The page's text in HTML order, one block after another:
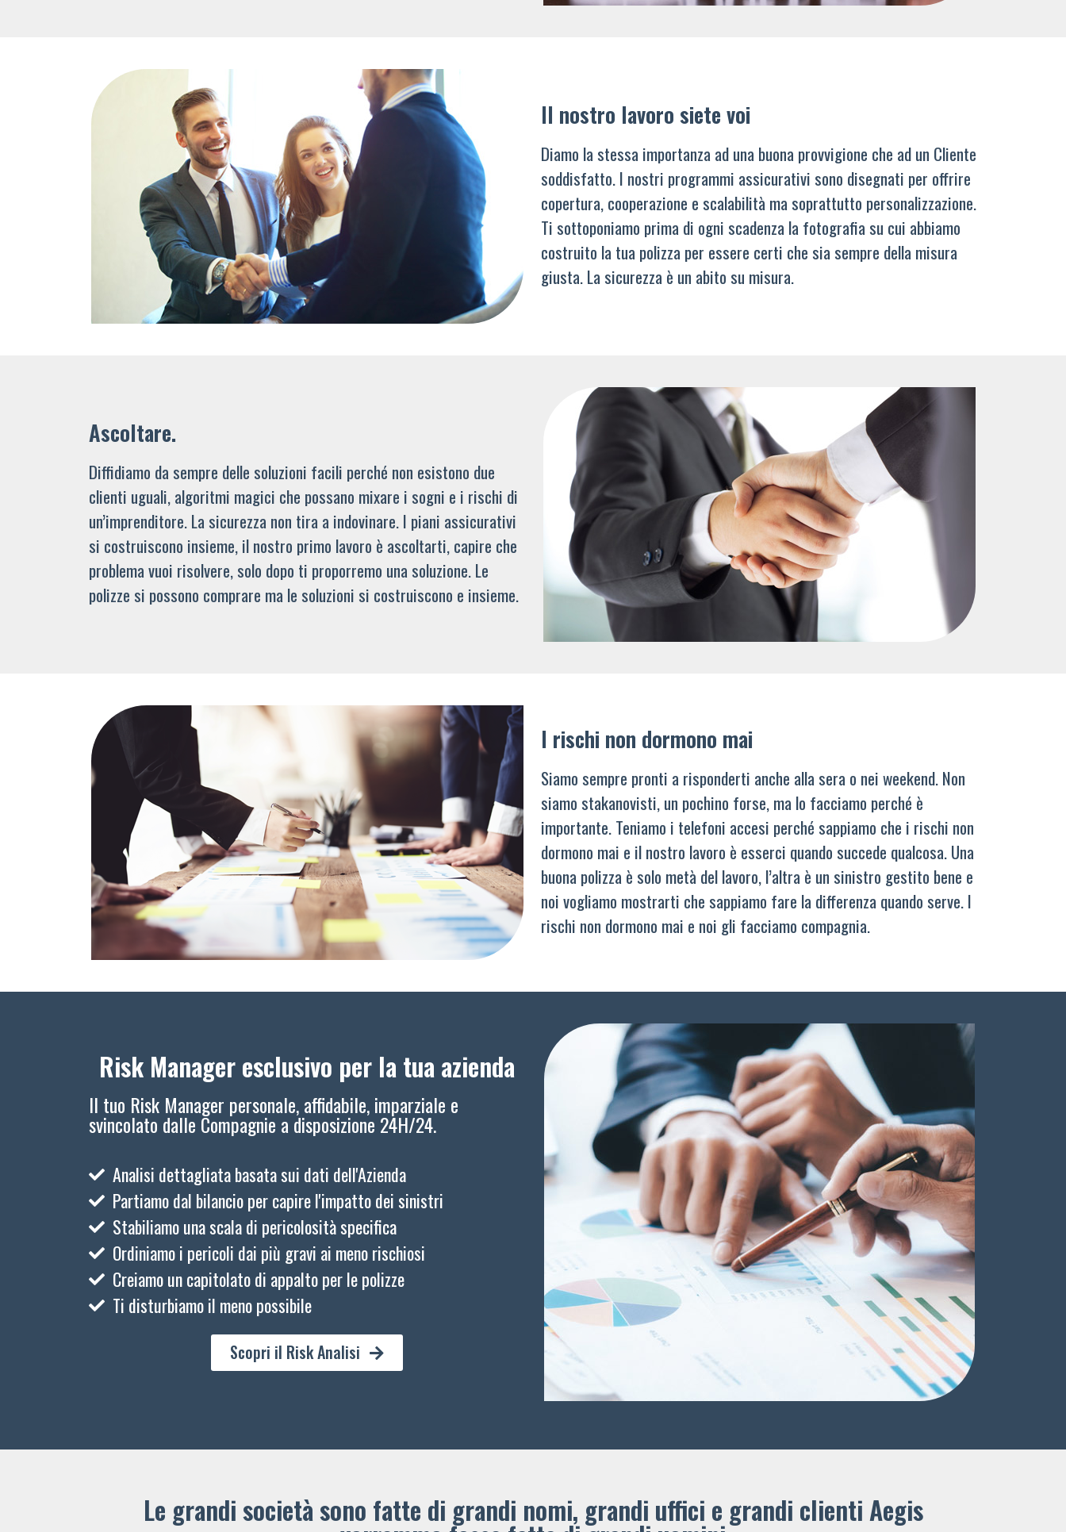
Il nostro lavoro siete voi
Diamo la stessa importanza ad una buona provvigione che ad un Cliente
soddisfatto. I nostri programmi assicurativi sono disegnati per offrire
copertura, cooperazione e scalabilità ma soprattutto personalizzazione.
Ti sottoponiamo prima di ogni scadenza la fotografia su cui abbiamo
costruito la tua polizza per essere certi che sia sempre della misura
giusta. La sicurezza è un abito su misura.
Ascoltare.
Diffidiamo da sempre delle soluzioni facili perché non esistono due
clienti uguali, algoritmi magici che possano mixare i sogni e i rischi di
un’imprenditore. La sicurezza non tira a indovinare. I piani assicurativi
si costruiscono insieme, il nostro primo lavoro è ascoltarti, capire che
problema vuoi risolvere, solo dopo ti proporremo una soluzione. Le
polizze si possono comprare ma le soluzioni si costruiscono e insieme.
I rischi non dormono mai
Siamo sempre pronti a risponderti anche alla sera o nei weekend. Non
siamo stakanovisti, un pochino forse, ma lo facciamo perché è
importante. Teniamo i telefoni accesi perché sappiamo che i rischi non
dormono mai e il nostro lavoro è esserci quando succede qualcosa. Una
buona polizza è solo metà del lavoro, l’altra è un sinistro gestito bene e
noi vogliamo mostrarti che sappiamo fare la differenza quando serve. I
rischi non dormono mai e noi gli facciamo compagnia.
Risk Manager esclusivo per la tua azienda
Il tuo Risk Manager personale, affidabile, imparziale e
svincolato dalle Compagnie a disposizione 24H/24.
Analisi dettagliata basata sui dati dell'Azienda
Partiamo dal bilancio per capire l'impatto dei sinistri
Stabiliamo una scala di pericolosità specifica
Ordiniamo i pericoli dai più gravi ai meno rischiosi
Creiamo un capitolato di appalto per le polizze
Ti disturbiamo il meno possibile
Scopri il Risk Analisi
Le grandi società sono fatte di grandi nomi, grandi uffici e grandi clienti ​Aegis